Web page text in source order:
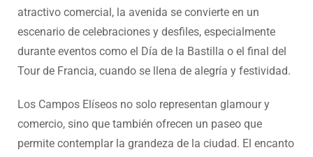
atractivo comercial, la avenida se convierte en un
escenario de celebraciones y desfiles, especialmente
durante eventos como el Día de la Bastilla o el final del
Tour de Francia, cuando se llena de alegría y festividad.
Los Campos Elíseos no solo representan glamour y
comercio, sino que también ofrecen un paseo que
permite contemplar la grandeza de la ciudad. El encanto